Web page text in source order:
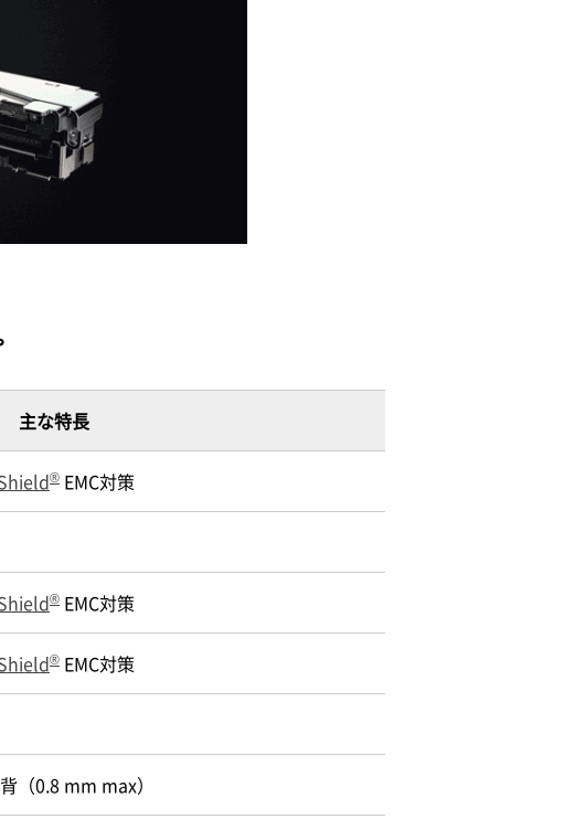
主な特長
® EMC対策
® EMC対策
® EMC対策
（0.8 mm max）